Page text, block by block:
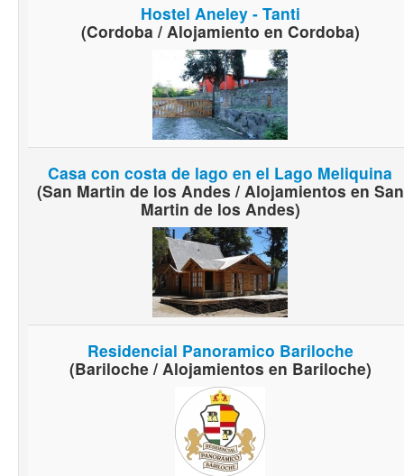
Hostel Aneley - Tanti
(Cordoba / Alojamiento en Cordoba)
Casa con costa de lago en el Lago Meliquina
(San Martin de los Andes / Alojamientos en San
Martin de los Andes)
Residencial Panoramico Bariloche
(Bariloche / Alojamientos en Bariloche)